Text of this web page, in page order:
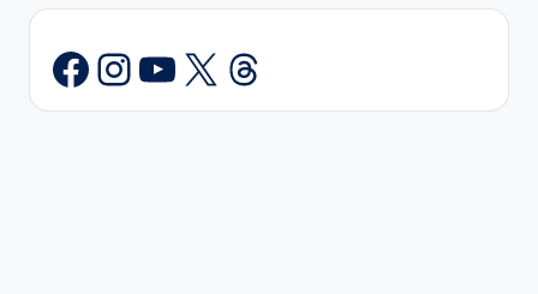
Instagram
YouTube
X Threads